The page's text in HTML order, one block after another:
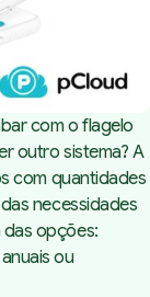
com o flagelo
outro sistema? A
com quantidades
necessidades
das opções:
ou